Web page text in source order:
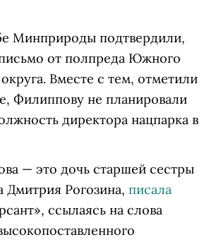
Минприроды подтвердили,
от полпреда Южного
Вместе с тем, отметили
Филиппову не планировали
директора нацпарка в
— это дочь старшей сестры
Дмитрия Рогозина, писала
ссылаясь на слова